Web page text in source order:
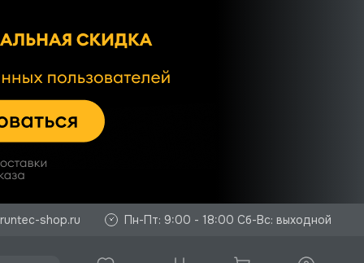
shop.ru Пн-Пт: 9:00 - 18:00 Сб-Вс: выходной